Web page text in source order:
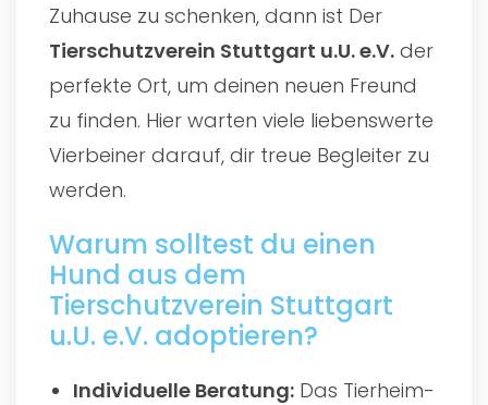
Zuhause zu schenken, dann ist Der
Tierschutzverein Stuttgart u.U. e.V. der
perfekte Ort, um deinen neuen Freund
zu finden. Hier warten viele liebenswerte
Vierbeiner darauf, dir treue Begleiter zu
werden.
Warum solltest du einen
Hund aus dem
Tierschutzverein Stuttgart
u.U. e.V. adoptieren?
Individuelle Beratung: Das Tierheim-